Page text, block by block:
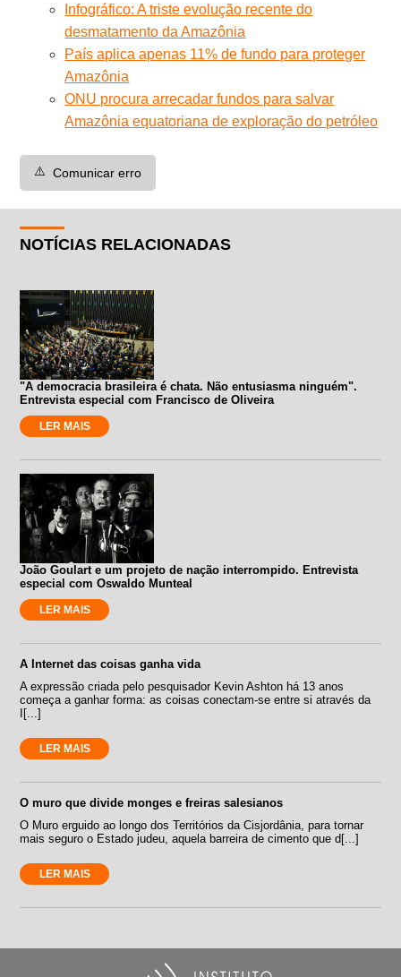
Infográfico: A triste evolução recente do
desmatamento da Amazônia
País aplica apenas 11% de fundo para proteger
Amazônia
ONU procura arrecadar fundos para salvar
Amazônia equatoriana de exploração do petróleo
⚠️ Comunicar erro
NOTÍCIAS RELACIONADAS
"A democracia brasileira é chata. Não entusiasma ninguém".
Entrevista especial com Francisco de Oliveira
LER MAIS
João Goulart e um projeto de nação interrompido. Entrevista
especial com Oswaldo Munteal
LER MAIS
A Internet das coisas ganha vida
A expressão criada pelo pesquisador Kevin Ashton há 13 anos
começa a ganhar forma: as coisas conectam-se entre si através da
I[...]
LER MAIS
O muro que divide monges e freiras salesianos
O Muro erguido ao longo dos Territórios da Cisjordânia, para tornar
mais seguro o Estado judeu, aquela barreira de cimento que d[...]
LER MAIS